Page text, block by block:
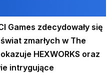
Games zdecydowały się
zmarłych w The
HEXWORKS oraz
intrygujące